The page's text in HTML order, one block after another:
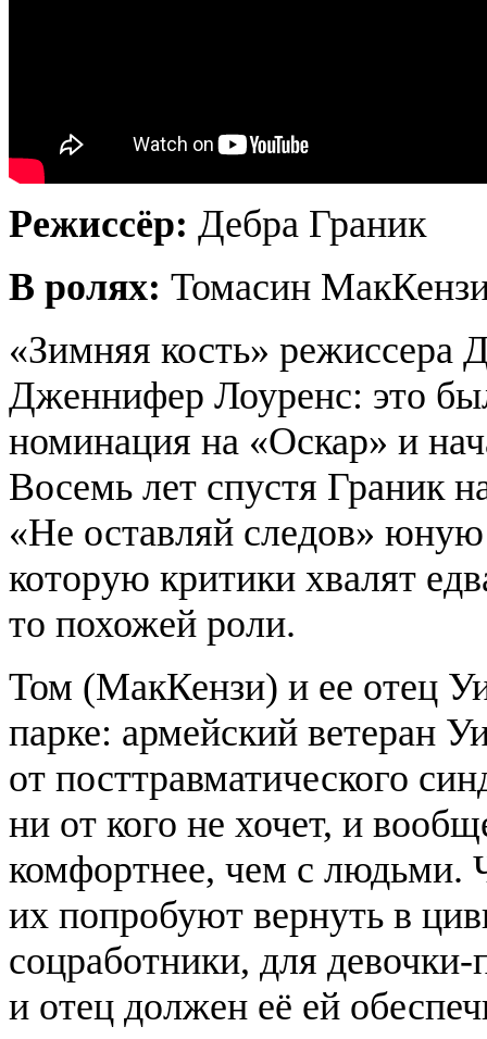
Режиссёр: Дебра Граник
В ролях: Томасин
«Зимняя кость» режиссера
Дженнифер Лоуренс: это
номинация на «Оскар» и
Восемь лет спустя Граник
«Не оставляй следов»
которую критики хвалят
то похожей роли.
Том (МакКензи) и ее отец
парке: армейский ветеран
от посттравматического
ни от кого не хочет, и
комфортнее, чем с людьми.
их попробуют вернуть в
соцработники, для
и отец должен её ей